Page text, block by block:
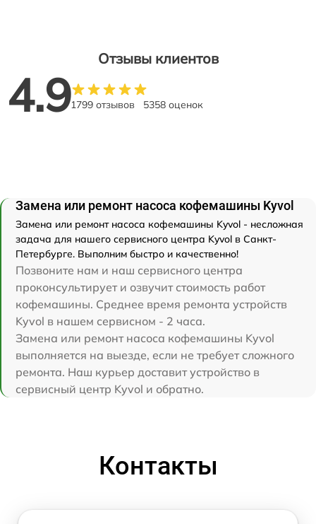
Отзывы клиентов
4.91799 отзывов 5358 оценок
Замена или ремонт насоса кофемашины Kyvol
Замена или ремонт насоса кофемашины Kyvol - несложная
задача для нашего сервисного центра Kyvol в Санкт-
Петербурге. Выполним быстро и качественно!
Позвоните нам и наш сервисного центра
проконсультирует и озвучит стоимость работ
кофемашины. Среднее время ремонта устройств
Kyvol в нашем сервисном - 2 часа.
Замена или ремонт насоса кофемашины Kyvol
выполняется на выезде, если не требует сложного
ремонта. Наш курьер доставит устройство в
сервисный центр Kyvol и обратно.
Контакты